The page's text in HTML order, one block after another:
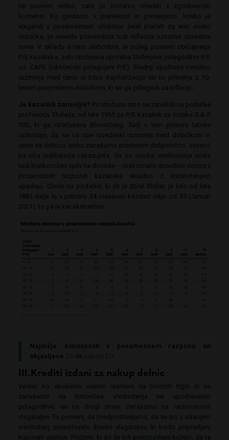
ne pomeni veliko, zato jo moramo vmesiti v zgodovinski
kontekst. Ko gledamo v preteklost in primerjamo, koliko je
vlagatelj v posameznem obdobju želel plačati za eno enoto
dobička, je seveda pomembna tudi inflacija oziroma obrestne
mere. V skladu s temi slabostmi, je poleg povsem običajnega
P/E kazalnika, zelo razširjena uporaba Shillerjeve prilagoditve P/E
oz. CAPE (cikličnosti prilagojeni P/E). Slednji upošteva trenutno
razmerje med ceno in tržno kapitalizacijo ter to primerja z 10-
letnim povprečnim dobičkom, ki se ga prilagodi za inflacijo.
Je kazalnik zanesljiv? Pri izračunu smo se zanašali na podatke
profesorja Shillerja, od leta 1955 za P/E kazalnik za indeks S & P
500, ki ga izračunava Bloomberg. Tudi v tem primeru tabele
razkrivajo, da se na obe izvedenki razmerja med dobičkom in
ceno na delnico lahko zanašamo predvsem dolgoročno, vseeno
pa oba indikatorja nakazujeta, da so visoka vrednotenja imela
tudi kratkoročen vpliv na donose – maksimalni doseženi donos v
posameznih razponih kazalnika skladno z vrednotenjem
upadajo. Glede na podatke, ki jih je zbral Shiller, je bilo od leta
1881 dalje le v primeru 34 mesecev kazalec višje od 35 (Januar
2021), to pa je kar ekstremno.
Najnižje donosnosti v posameznem razponu so
objavljene
in
III.Krediti izdani za nakup delnic
Vedno ko skušamo oceniti razmere na borznih trgih in se
zanašamo na historična vrednotenja ter upoštevamo
prilagoditve, se na drugi strani zanašamo na racionalnost
vlagateljev. To pomeni, da predpostavljamo, da se bo z višanjem
vrednotenj zmanjševalo število vlagateljev, ki bodo pripravljeni
kupovati delnice. Podatki, ki so že bili predstavljeni kažejo, da ta